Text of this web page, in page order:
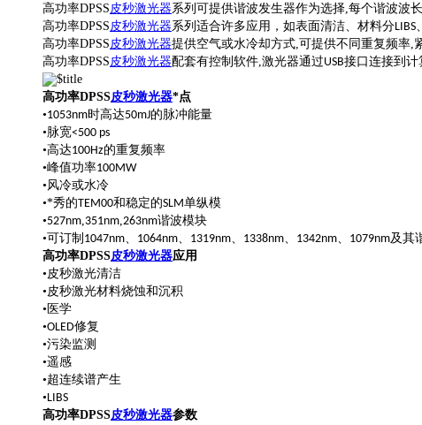
高功率DPSS 皮秒激光器 系列可提供谐波发生器作为选择,每个谐波波
高功率DPSS 皮秒激光器 系列适合许多应用，如表面清洁、材料分LIBS
高功率DPSS 皮秒激光器提供空气或水冷却方式,可提供不同重复频率,
高功率DPSS 皮秒激光器配套有控制软件,激光器通过USB接口连接到计
高功率DPSS皮秒激光器*点
•1053nm时高达50mJ的脉冲能量
•脉宽<500 ps
•高达100Hz的重复频率
•峰值功率100MW
•风冷或水冷
•*秀的TEM00和稳定的SLM单纵模
•527nm 351nm 263nm谐波模块
•可订制 1047nm 1064nm 1319nm 1338nm 1342nm 1079nm及其
高功率DPSS皮秒激光器应用
•皮秒激光清洁
•皮秒激光材料烧蚀和沉积
•医学
•OLED修复
•污染监测
•遥感
•超连续谱产生
• LIBS
高功率DPSS皮秒激光器参数